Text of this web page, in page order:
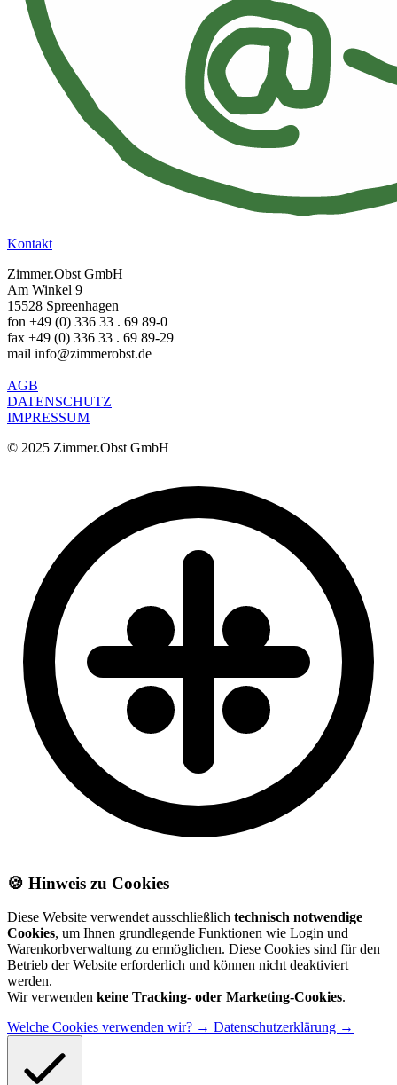
Kontakt
Zimmer.Obst GmbH
Am Winkel 9
15528 Spreenhagen
fon +49 (0) 336 33 . 69 89-0
fax +49 (0) 336 33 . 69 89-29
mail info@zimmerobst.de
AGB
DATENSCHUTZ
IMPRESSUM
© 2025 Zimmer.Obst GmbH
🍪 Hinweis zu Cookies
Diese Website verwendet ausschließlich technisch notwendige
Cookies, um Ihnen grundlegende Funktionen wie Login und
Warenkorbverwaltung zu ermöglichen. Diese Cookies sind für den
Betrieb der Website erforderlich und können nicht deaktiviert
werden.
Wir verwenden keine Tracking- oder Marketing-Cookies.
Welche Cookies verwenden wir? → Datenschutzerklärung →